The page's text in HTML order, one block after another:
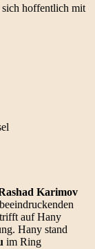
hoffentlich mit
Karimov
auf Hany
Hany stand
im Ring